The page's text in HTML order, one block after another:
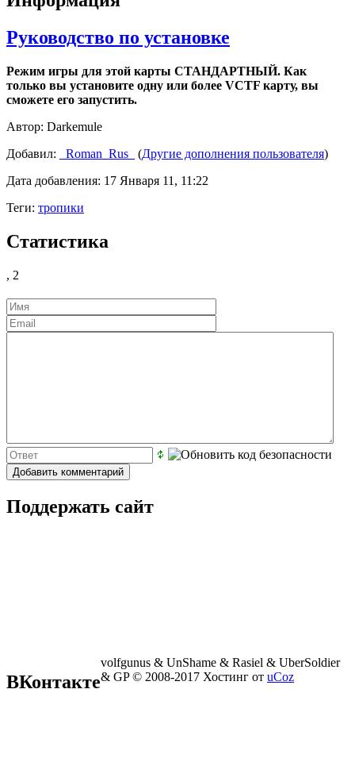
Руководство по установке
Режим игры для этой карты СТАНДАРТНЫЙ. Как
только вы установите одну или более VCTF карту, вы
сможете его запустить.
Автор: Darkemule
Добавил:
_Roman_Rus_ (Другие дополнения пользователя)
Дата добавления: 17 Января 11, 11:22
Теги: тропики
Статистика
, 2
Поддержать сайт
ВКонтакте
volfgunus & UnShame & Rasiel & UberSoldier
& GP © 2008-2017 Хостинг от uCoz